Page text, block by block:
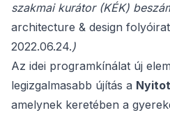
szakmai kurátor (KÉK)
architecture & design
2022.06.24.)
Az idei programkínálat új
legizgalmasabb újítás a
amelynek keretében a